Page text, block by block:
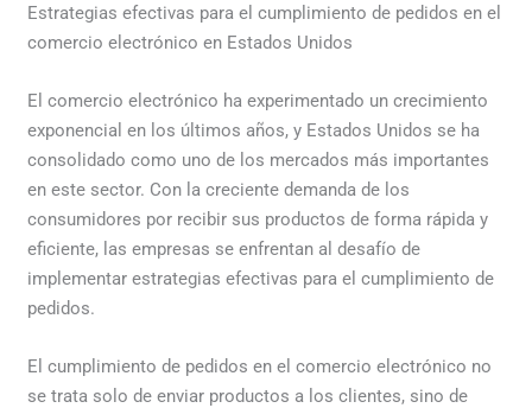
Estrategias efectivas para el cumplimiento de pedidos en el
comercio electrónico en Estados Unidos
El comercio electrónico ha experimentado un crecimiento
exponencial en los últimos años, y Estados Unidos se ha
consolidado como uno de los mercados más importantes
en este sector. Con la creciente demanda de los
consumidores por recibir sus productos de forma rápida y
eficiente, las empresas se enfrentan al desafío de
implementar estrategias efectivas para el cumplimiento de
pedidos.
El cumplimiento de pedidos en el comercio electrónico no
se trata solo de enviar productos a los clientes, sino de